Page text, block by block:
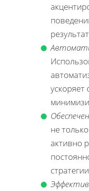
ускоряет
не
активно